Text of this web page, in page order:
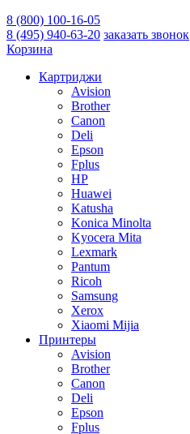
8 (800) 100-16-05
8 (495) 940-63-20 заказать звонок
Корзина
Картриджи
Avision
Brother
Canon
Deli
Epson
Fplus
HP
Huawei
Katusha
Konica Minolta
Kyocera Mita
Lexmark
Pantum
Ricoh
Samsung
Xerox
Xiaomi Mijia
Принтеры
Avision
Brother
Canon
Deli
Epson
Fplus